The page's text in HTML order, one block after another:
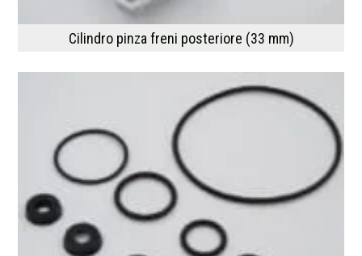
Cilindro pinza freni posteriore (33 mm)